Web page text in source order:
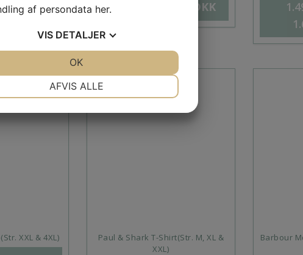
DKK 999,00 DKK
XXL & 4XL)
Paul & Shark T-Shirt(Str. M, XL &
XXL)
Barbour
af persondata her.
VIS DETALJER
AFVIS ALLE
OK